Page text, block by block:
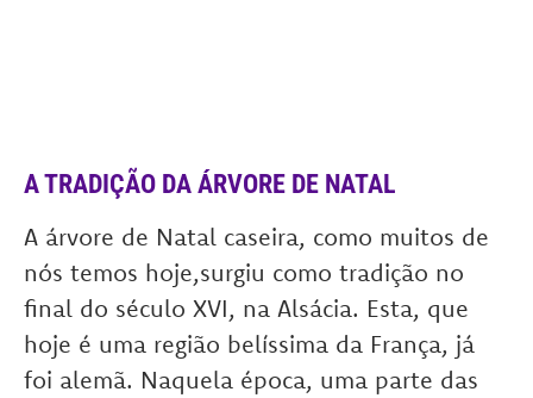
A TRADIÇÃO DA ÁRVORE DE NATAL
A árvore de Natal caseira, como muitos de
nós temos hoje,surgiu como tradição no
final do século XVI, na Alsácia. Esta, que
hoje é uma região belíssima da França, já
foi alemã. Naquela época, uma parte das